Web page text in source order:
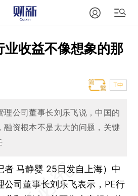
业收益不像想象的那
T中
理公司董事长刘乐飞说，中国的
融资根本不是太大的问题，关键
者 马静婴 25日发自上海） 中
公司董事长刘乐飞表示，PE行